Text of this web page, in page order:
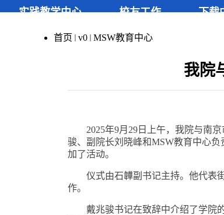
实践教学中心 校友工作 下载
首页 v0 MSW教育中心
我院
2025年9月 29 日上午，我院与南
骏、副院长刘晓峰和MSW教育中心负
加了活动。
仪式由石韡副书记主持。他代表
作。
戴兆骏书记在致辞中介绍了学院